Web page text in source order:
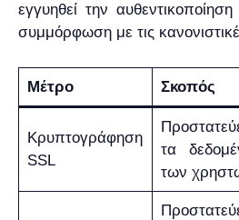
εγγυηθεί την
συμμόρφωση με τις
Μέτρο Σκοπός
Κρυπτογράφηση
SSL
τα
των